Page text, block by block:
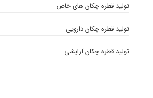
تولید قطره چکان های خاص
تولید قطره چکان دارویی
تولید قطره چکان آرایشی